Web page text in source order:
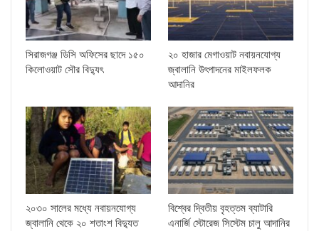
সিরাজগঞ্জ ডিসি অফিসের ছাদে ১৫০
কিলোওয়াট সৌর বিদ্যুৎ
২০ হাজার মেগাওয়াট নবায়নযোগ্য
জ্বালানি উৎপাদনের মাইলফলক
আদানির
২০৩০ সালের মধ্যে নবায়নযোগ্য
জ্বালানি থেকে ২০ শতাংশ বিদ্যুত
বিশ্বের দ্বিতীয় বৃহত্তম ব্যাটারি
এনার্জি স্টোরেজ সিস্টেম চালু আদানির